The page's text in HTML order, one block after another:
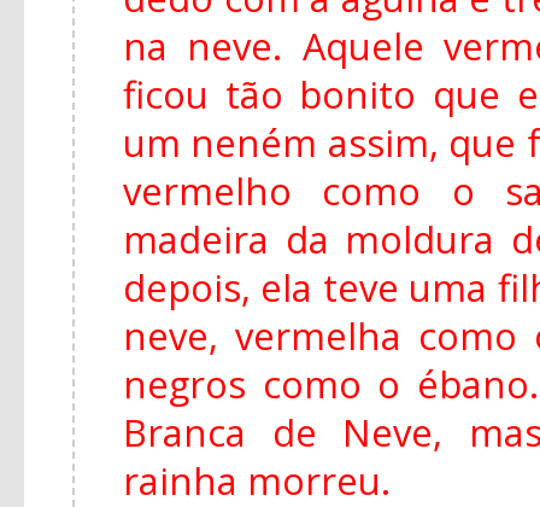
na neve. Aquele
ficou tão bonito que
um neném assim, que
vermelho como o
madeira da moldura
depois, ela teve uma
neve, vermelha
negros como o
Branca de Neve,
rainha morreu.